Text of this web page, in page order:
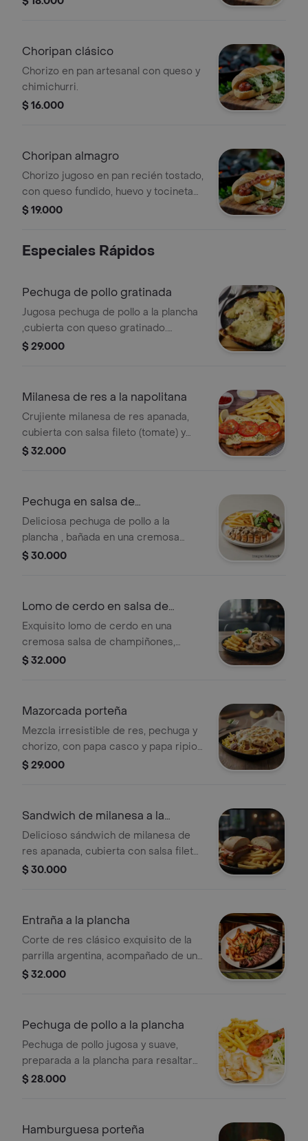
Choripan clásico
Chorizo en pan artesanal con queso y
chimichurri.
$ 16.000
Choripan almagro
Chorizo jugoso en pan recién tostado,
con queso fundido, huevo y tocineta
crocante con chimichurri.
$ 19.000
Especiales Rápidos
Pechuga de pollo gratinada
Jugosa pechuga de pollo a la plancha
,cubierta con queso gratinado.
acompañada con papas a la francesa
$ 29.000
Milanesa de res a la napolitana
Crujiente milanesa de res apanada,
cubierta con salsa fileto (tomate) y
queso gratinado al horno.
$ 32.000
Pechuga en salsa de
champiñones
Deliciosa pechuga de pollo a la
plancha , bañada en una cremosa
salsa de champiñones , acompañada
$ 30.000
Lomo de cerdo en salsa de
champiñones
Exquisito lomo de cerdo en una
cremosa salsa de champiñones,
acompañado de crujientes papas a la
$ 32.000
Mazorcada porteña
Mezcla irresistible de res, pechuga y
chorizo, con papa casco y papa ripio,
maíz tierno, queso y salsa de la casa,
$ 29.000
Sandwich de milanesa a la
napolitana
Delicioso sándwich de milanesa de
res apanada, cubierta con salsa fileto
(tomate) y queso gratinado al horno
$ 30.000
Entraña a la plancha
Corte de res clásico exquisito de la
parrilla argentina, acompañado de una
cama de aguacate y chimichurri.
$ 32.000
Pechuga de pollo a la plancha
Pechuga de pollo jugosa y suave,
preparada a la plancha para resaltar
su sabor, con un dorado ligero por
$ 28.000
Hamburguesa porteña